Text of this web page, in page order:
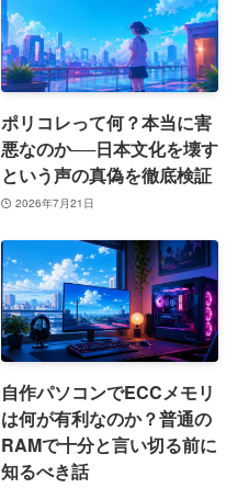
ポリコレって何？本当に害
悪なのか──日本文化を壊す
という声の真偽を徹底検証
2026年7月21日
自作パソコンでECCメモリ
は何が有利なのか？普通の
RAMで十分と言い切る前に
知るべき話